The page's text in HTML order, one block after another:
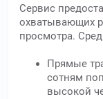
Сервис
охватывающих
просмотра.
Прямые
сотням
высокой